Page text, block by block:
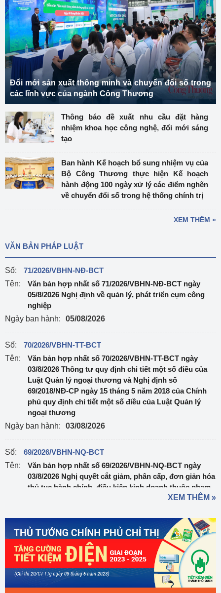
Đổi mới sản xuất thông minh và chuyển đổi số trong
các lĩnh vực của ngành Công Thương
Thông báo đề xuất nhu cầu đặt hàng
nhiệm khoa học công nghệ, đổi mới sáng
tạo
Ban hành Kế hoạch bổ sung nhiệm vụ của
Bộ Công Thương thực hiện Kế hoạch
hành động 100 ngày xử lý các điểm nghẽn
về chuyển đổi số trong hệ thống chính trị
XEM THÊM »
VĂN BẢN PHÁP LUẬT
Số:
71/2026/VBHN-NĐ-BCT
Tên:
Văn bản hợp nhất số 71/2026/VBHN-NĐ-BCT ngày
05/8/2026 Nghị định về quản lý, phát triển cụm công
nghiệp
Ngày ban hành:
05/08/2026
Số:
70/2026/VBHN-TT-BCT
Tên:
Văn bản hợp nhất số 70/2026/VBHN-TT-BCT ngày
03/8/2026 Thông tư quy định chi tiết một số điều của
Luật Quản lý ngoại thương và Nghị định số
69/2018/NĐ-CP ngày 15 tháng 5 năm 2018 của Chính
phủ quy định chi tiết một số điều của Luật Quản lý
ngoại thương
Ngày ban hành:
03/08/2026
Số:
69/2026/VBHN-NQ-BCT
Tên:
Văn bản hợp nhất số 69/2026/VBHN-NQ-BCT ngày
03/8/2026 Nghị quyết cắt giảm, phân cấp, đơn giản hóa
thủ tục hành chính, điều kiện kinh doanh thuộc phạm
Số:
303/2026/NĐ-CP
Tên:
Nghị định sửa đổi, bổ sung một số điều của Nghị định
số 32/2024/NĐ-CP ngày 15/3/2024 của Chính phủ về
quản lý, phát triển cụm công nghiệp
Ngày ban hành: 01/08/2026
XEM THÊM »